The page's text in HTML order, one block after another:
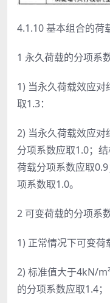
4.1.10 基本组合的荷
1 永久荷载的分项系
1) 当永久荷载效应
取1.3：
2) 当永久荷载效应
分项系数应取1.0；
荷载分项系数应取
项系数取1.0。
2 可变荷载的分项系
1) 正常情况下可变荷
2) 标准值大于4kN/
的分项系数应取1.4；